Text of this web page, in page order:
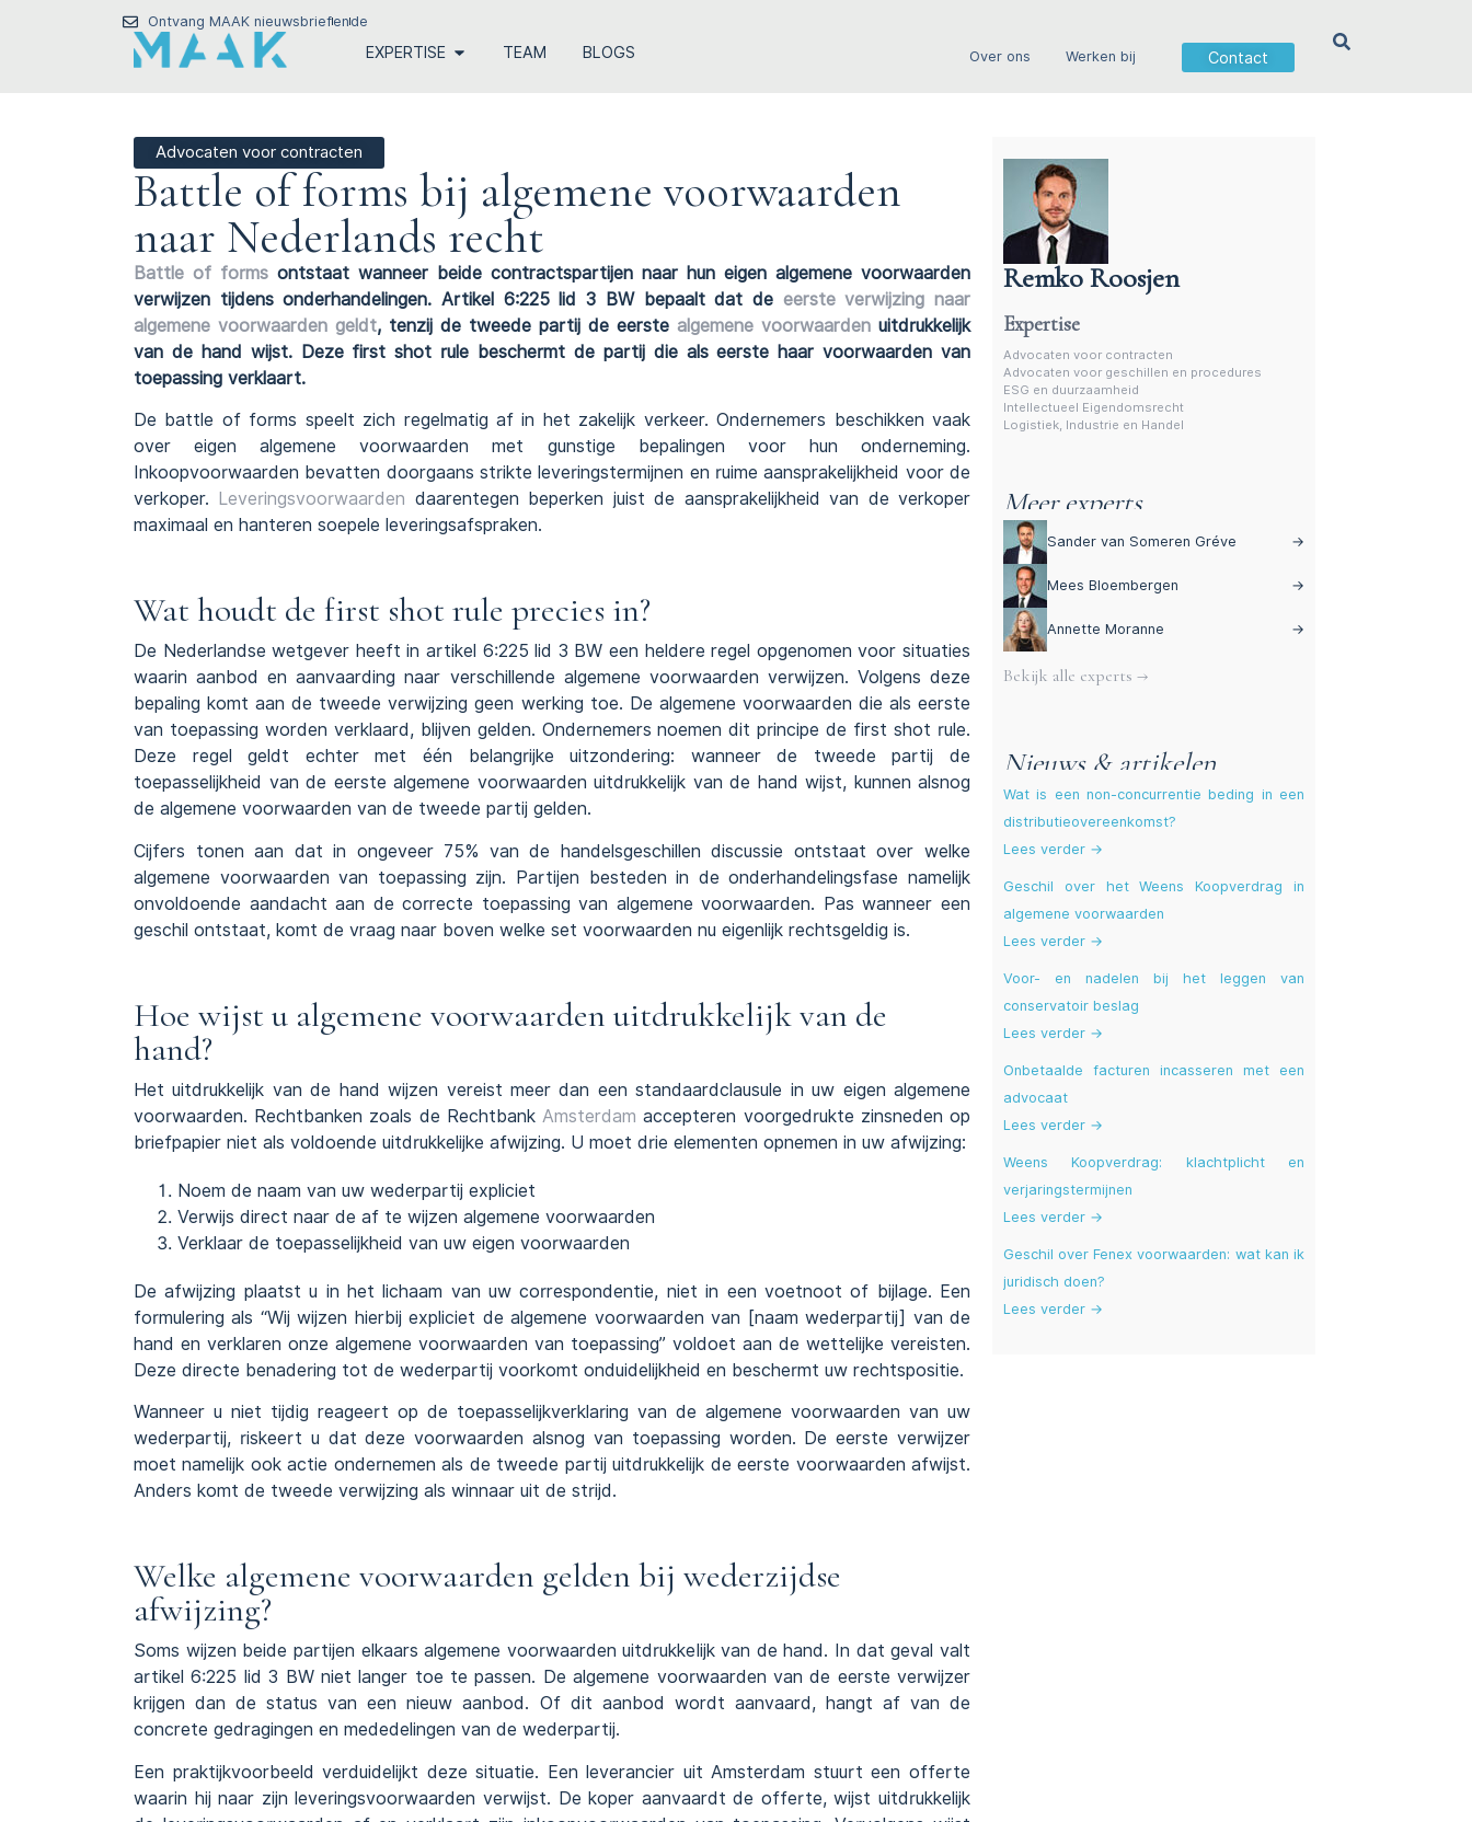
Ontvang MAAK nieuwsbriefende
EXPERTISE TEAM BLOGS Over ons Werken bij Contact
Advocaten voor contracten
Battle of forms bij algemene voorwaarden
naar Nederlands recht
Battle of forms ontstaat wanneer beide contractspartijen naar hun eigen algemene voorwaarden
verwijzen tijdens onderhandelingen. Artikel 6:225 lid 3 BW bepaalt dat de eerste verwijzing naar
algemene voorwaarden geldt, tenzij de tweede partij de eerste algemene voorwaarden uitdrukkelijk
van de hand wijst. Deze first shot rule beschermt de partij die als eerste haar voorwaarden van
toepassing verklaart.
De battle of forms speelt zich regelmatig af in het zakelijk verkeer. Ondernemers beschikken vaak
over eigen algemene voorwaarden met gunstige bepalingen voor hun onderneming.
Inkoopvoorwaarden bevatten doorgaans strikte leveringstermijnen en ruime aansprakelijkheid voor de
verkoper.
Leveringsvoorwaarden daarentegen beperken juist de aansprakelijkheid van de verkoper
maximaal en hanteren soepele leveringsafspraken.
Wat houdt de first shot rule precies in?
De Nederlandse wetgever heeft in artikel 6:225 lid 3 BW een heldere regel opgenomen voor situaties
waarin aanbod en aanvaarding naar verschillende algemene voorwaarden verwijzen. Volgens deze
bepaling komt aan de tweede verwijzing geen werking toe. De algemene voorwaarden die als eerste
van toepassing worden verklaard, blijven gelden. Ondernemers noemen dit principe de first shot rule.
Deze regel geldt echter met één belangrijke uitzondering: wanneer de tweede partij de
toepasselijkheid van de eerste algemene voorwaarden uitdrukkelijk van de hand wijst, kunnen alsnog
de algemene voorwaarden van de tweede partij gelden.
Cijfers tonen aan dat in ongeveer 75% van de handelsgeschillen discussie ontstaat over welke
algemene voorwaarden van toepassing zijn. Partijen besteden in de onderhandelingsfase namelijk
onvoldoende aandacht aan de correcte toepassing van algemene voorwaarden. Pas wanneer een
geschil ontstaat, komt de vraag naar boven welke set voorwaarden nu eigenlijk rechtsgeldig is.
Hoe wijst u algemene voorwaarden uitdrukkelijk van de
hand?
Het uitdrukkelijk van de hand wijzen vereist meer dan een standaardclausule in uw eigen algemene
voorwaarden. Rechtbanken zoals de Rechtbank Amsterdam accepteren voorgedrukte zinsneden op
briefpapier niet als voldoende uitdrukkelijke afwijzing. U moet drie elementen opnemen in uw afwijzing:
Noem de naam van uw wederpartij expliciet
Verwijs direct naar de af te wijzen algemene voorwaarden
Verklaar de toepasselijkheid van uw eigen voorwaarden
De afwijzing plaatst u in het lichaam van uw correspondentie, niet in een voetnoot of bijlage. Een
formulering als “Wij wijzen hierbij expliciet de algemene voorwaarden van [naam wederpartij] van de
hand en verklaren onze algemene voorwaarden van toepassing” voldoet aan de wettelijke vereisten.
Deze directe benadering tot de wederpartij voorkomt onduidelijkheid en beschermt uw rechtspositie.
Wanneer u niet tijdig reageert op de toepasselijkverklaring van de algemene voorwaarden van uw
wederpartij, riskeert u dat deze voorwaarden alsnog van toepassing worden. De eerste verwijzer
moet namelijk ook actie ondernemen als de tweede partij uitdrukkelijk de eerste voorwaarden afwijst.
Anders komt de tweede verwijzing als winnaar uit de strijd.
Welke algemene voorwaarden gelden bij wederzijdse
afwijzing?
Soms wijzen beide partijen elkaars algemene voorwaarden uitdrukkelijk van de hand. In dat geval valt
artikel 6:225 lid 3 BW niet langer toe te passen. De algemene voorwaarden van de eerste verwijzer
krijgen dan de status van een nieuw aanbod. Of dit aanbod wordt aanvaard, hangt af van de
concrete gedragingen en mededelingen van de wederpartij.
Een praktijkvoorbeeld verduidelijkt deze situatie. Een leverancier uit Amsterdam stuurt een offerte
waarin hij naar zijn leveringsvoorwaarden verwijst. De koper aanvaardt de offerte, wijst uitdrukkelijk
Remko Roosjen
Advocaat contractenrecht
Expertise
Advocaten voor contracten
Advocaten voor geschillen en procedures
ESG en duurzaamheid
Intellectueel Eigendomsrecht
Logistiek, Industrie en Handel
Meer experts
Sander van Someren Gréve →
Mees Bloembergen →
Annette Moranne →
Bekijk alle experts →
Nieuws & artikelen
Wat is een non-concurrentie beding in een
distributieovereenkomst?
Lees verder →
Geschil over het Weens Koopverdrag in
algemene voorwaarden
Lees verder →
Voor- en nadelen bij het leggen van
conservatoir beslag
Lees verder →
Onbetaalde facturen incasseren met een
advocaat
Lees verder →
Weens Koopverdrag: klachtplicht en
verjaringstermijnen
Lees verder →
Geschil over Fenex voorwaarden: wat kan ik
juridisch doen?
Lees verder →